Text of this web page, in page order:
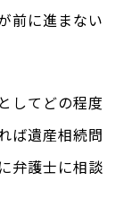
前に進まない
してどの程度
ば遺産相続問
弁護士に相談